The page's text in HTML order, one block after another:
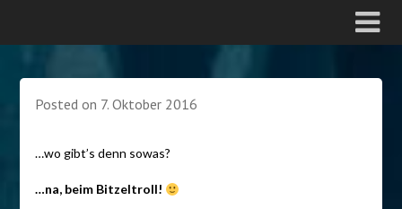
Posted on 7. Oktober 2016
…wo gibt’s denn sowas?
…na, beim Bitzeltroll!